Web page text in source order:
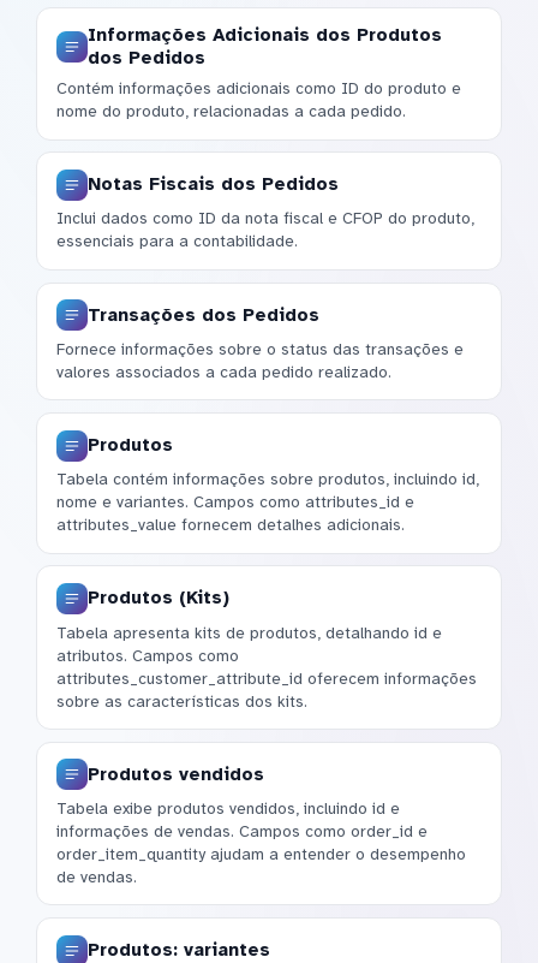
Informações Adicionais dos Produtos
dos Pedidos
Contém informações adicionais como ID do produto e
nome do produto, relacionadas a cada pedido.
Notas Fiscais dos Pedidos
Inclui dados como ID da nota fiscal e CFOP do produto,
essenciais para a contabilidade.
Transações dos Pedidos
Fornece informações sobre o status das transações e
valores associados a cada pedido realizado.
Produtos
Tabela contém informações sobre produtos, incluindo id,
nome e variantes. Campos como attributes_id e
attributes_value fornecem detalhes adicionais.
Produtos (Kits)
Tabela apresenta kits de produtos, detalhando id e
atributos. Campos como
attributes_customer_attribute_id oferecem informações
sobre as características dos kits.
Produtos vendidos
Tabela exibe produtos vendidos, incluindo id e
informações de vendas. Campos como order_id e
order_item_quantity ajudam a entender o desempenho
de vendas.
Produtos: variantes